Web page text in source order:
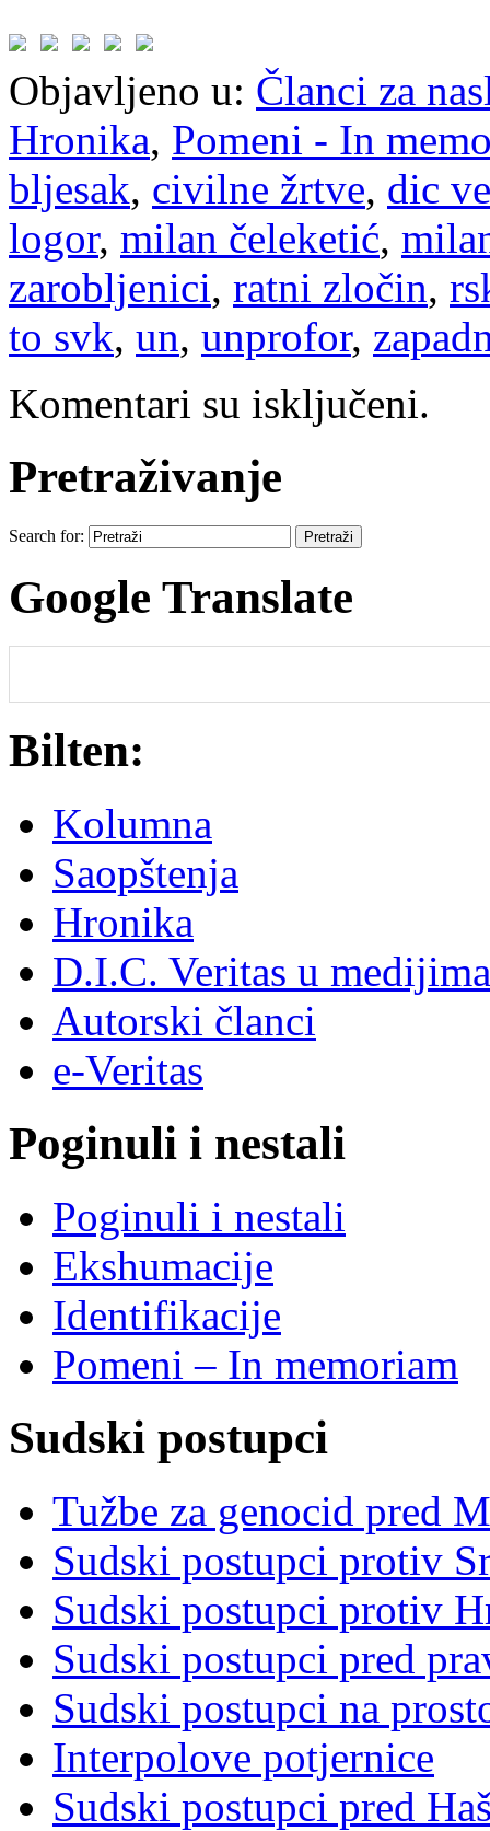
Objavljeno u: Članci za
Hronika, Pomeni - In
bljesak, civilne žrtve, dic
logor, milan čeleketić,
zarobljenici, ratni zločin,
to svk, un, unprofor,
Komentari su isključeni.
Pretraživanje
Search for:
Google Translate
Bilten:
Kolumna
Saopštenja
Hronika
D.I.C. Veritas u medijima
Autorski članci
e-Veritas
Poginuli i nestali
Poginuli i nestali
Ekshumacije
Identifikacije
Pomeni – In memoriam
Sudski postupci
Tužbe za genocid pred
Sudski postupci protiv
Sudski postupci protiv
Sudski postupci pred
Sudski postupci na
Interpolove potjernice
Sudski postupci pred